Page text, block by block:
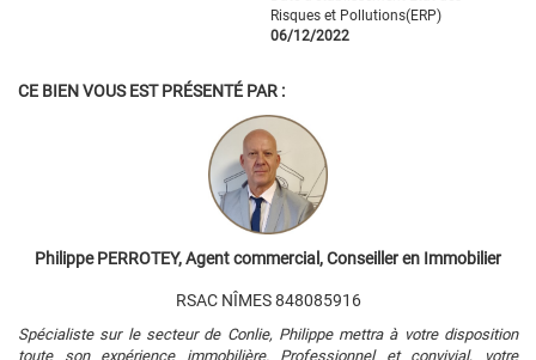
Risques et Pollutions(ERP)
06/12/2022
CE BIEN VOUS EST PRÉSENTÉ PAR :
Philippe PERROTEY, Agent commercial, Conseiller en Immobilier
RSAC NÎMES 848085916
Spécialiste sur le secteur de Conlie, Philippe mettra à votre disposition
toute son expérience immobilière. Professionnel et convivial, votre